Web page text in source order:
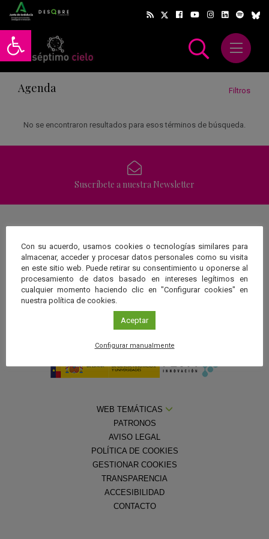
Abrir barra de herramientas
Abrir
Agenda Filtros
No se encontraron resultados para esos términos de búsqueda.
Suscríbete a nuestra Newsletter
Fundación Española para la Ciencia y la
Tecnología — Ministerio de Ciencia, Innovación y Universidades
WEB TEMÁTICAS
PATRONOS
AVISO LEGAL
POLÍTICA DE COOKIES
GESTIONAR COOKIES
TRANSPARENCIA
ACCESIBILIDAD
CONTACTO
Con su acuerdo, usamos cookies o tecnologías similares para
almacenar, acceder y procesar datos personales como su visita
en este sitio web. Puede retirar su consentimiento u oponerse al
procesamiento de datos basado en intereses legítimos en
cualquier momento haciendo clic en "Configurar cookies" en
nuestra política de cookies.
Aceptar
Configurar manualmente